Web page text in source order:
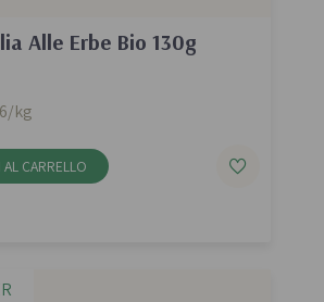
Alle Erbe Bio 130g
kg
CARRELLO